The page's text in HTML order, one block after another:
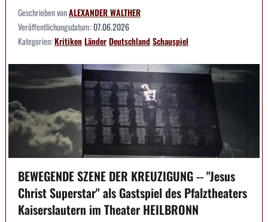
Geschrieben vonALEXANDER WALTHER
Veröffentlichungsdatum:07.06.2026
Kategorien:KritikenLänderDeutschlandSchauspiel
BEWEGENDE SZENE DER KREUZIGUNG -- "Jesus
Christ Superstar" als Gastspiel des Pfalztheaters
Kaiserslautern im Theater HEILBRONN